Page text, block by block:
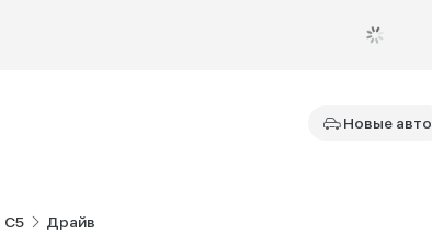
Новые авто
C5 Драйв